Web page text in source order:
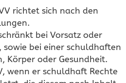
richtet sich nach den
bei Vorsatz oder
bei einer schuldhaften
Körper oder Gesundheit.
wenn er schuldhaft Rechte